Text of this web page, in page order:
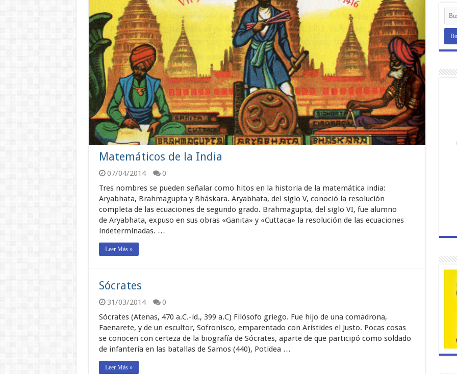
Matemáticos de la India
07/04/2014
0
Tres nombres se pueden señalar como hitos en la historia de la matemática india:
Aryabhata, Brahmagupta y Bháskara. Aryabhata, del siglo V, conoció la resolución
completa de las ecuaciones de segundo grado. Brahmagupta, del siglo VI, fue alumno
de Aryabhata, expuso en sus obras «Ganita» y «Cuttaca» la resolución de las ecuaciones
indeterminadas. …
Leer Más »
Sócrates
31/03/2014
0
Sócrates (Atenas, 470 a.C.-id., 399 a.C) Filósofo griego. Fue hijo de una comadrona,
Faenarete, y de un escultor, Sofronisco, emparentado con Arístides el Justo. Pocas cosas
se conocen con certeza de la biografía de Sócrates, aparte de que participó como soldado
de infantería en las batallas de Samos (440), Potidea …
Leer Más »